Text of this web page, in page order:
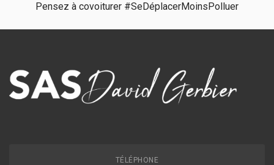
Pensez à covoiturer #SeDéplacerMoinsPolluer
TÉLÉPHONE